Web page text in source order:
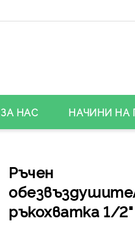
ЗА НАС НАЧИНИ НА
Ръчен
ръкохватка 1/2"